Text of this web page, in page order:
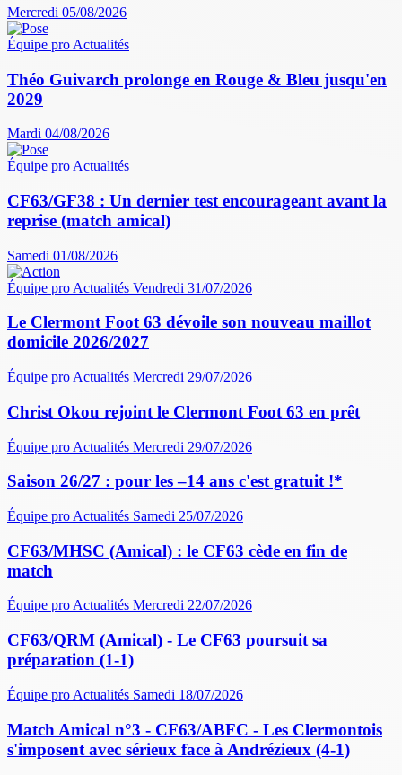
Mercredi 05/08/2026
Équipe pro Actualités
Théo Guivarch prolonge en Rouge & Bleu jusqu'en
2029
Mardi 04/08/2026
Équipe pro Actualités
CF63/GF38 : Un dernier test encourageant avant la
reprise (match amical)
Samedi 01/08/2026
Équipe pro Actualités Vendredi 31/07/2026
Le Clermont Foot 63 dévoile son nouveau maillot
domicile 2026/2027
Équipe pro Actualités Mercredi 29/07/2026
Christ Okou rejoint le Clermont Foot 63 en prêt
Équipe pro Actualités Mercredi 29/07/2026
Saison 26/27 : pour les –14 ans c'est gratuit !*
Équipe pro Actualités Samedi 25/07/2026
CF63/MHSC (Amical) : le CF63 cède en fin de
match
Équipe proActualités Mercredi 22/07/2026
CF63/QRM (Amical) - Le CF63 poursuit sa
préparation (1-1)
Équipe pro Actualités Samedi 18/07/2026
Match Amical n°3 - CF63/ABFC - Les Clermontois
s'imposent avec sérieux face à Andrézieux (4-1)